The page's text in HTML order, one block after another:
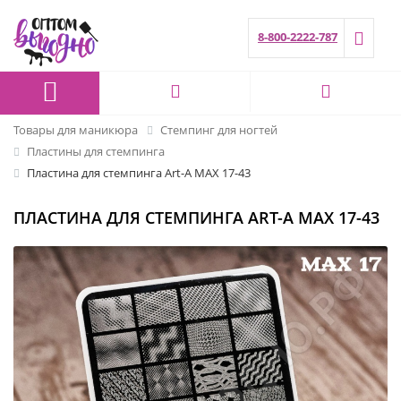
8-800-2222-787
Товары для маникюра
Стемпинг для ногтей
Пластины для стемпинга
Пластина для стемпинга Art-A MAX 17-43
ПЛАСТИНА ДЛЯ СТЕМПИНГА ART-A MAX 17-43